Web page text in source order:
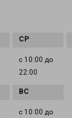
с 10:00 до
22:00
с 10:00 до